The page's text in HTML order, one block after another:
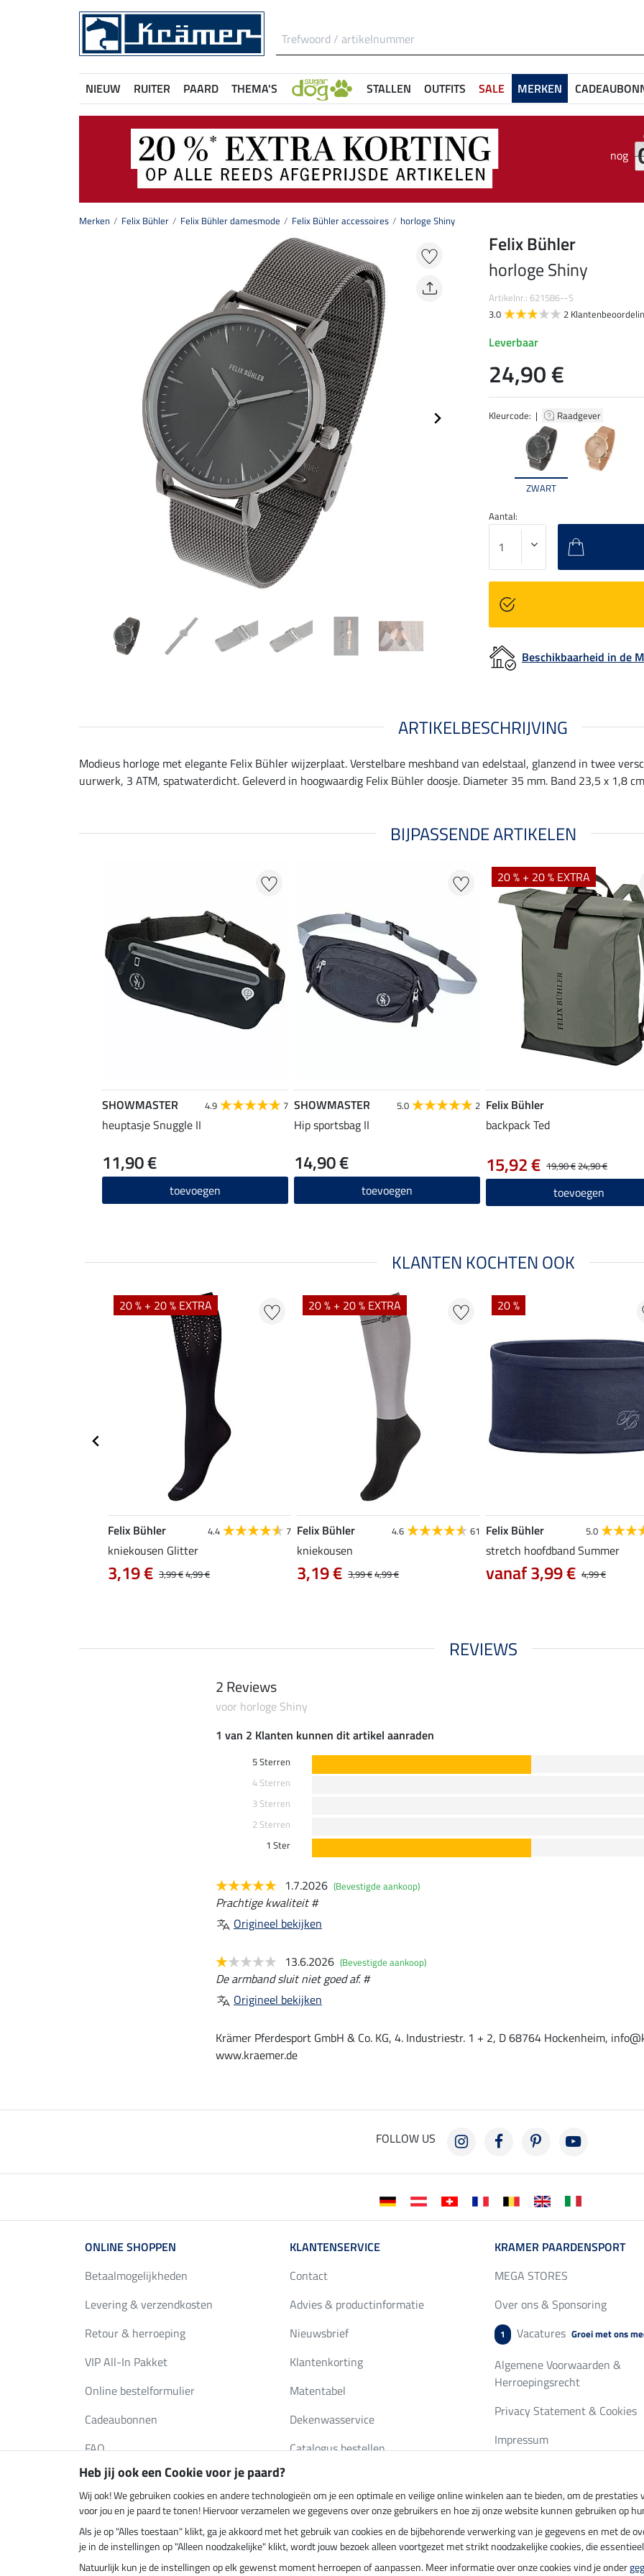
NIEUW RUITER PAARD THEMA'S STALLEN OUTFITS SALE MERKEN
nog
Merken Felix Bühler Felix Bühler damesmode Felix Bühler accessoires horloge Shiny
Kleurcode: | Raadgever
ZWART
Felix Bühler
horloge Shiny
Artikelnr.: 621586--S
3.0
2
Leverbaar
24,90 €
Aantal:
Beschikbaarheid in de
ARTIKELBESCHRIJVING
Modieus horloge met elegante Felix Bühler wijzerplaat. Verstelbare meshband van edelstaal, glanzend in twee
uurwerk, 3 ATM, spatwaterdicht. Geleverd in hoogwaardig Felix Bühler doosje. Diameter 35 mm. Band 23,5 x 1,8
BIJPASSENDE ARTIKELEN
SHOWMASTER 4.9 7
heuptasje Snuggle II
11,90 €
toevoegen
SHOWMASTER 5.0 2
Hip sportsbag II
14,90 €
toevoegen
20 % + 20 % EXTRA
Felix Bühler
backpack Ted
19,90 €24,90 €
15,92 €
toevoegen
KLANTEN KOCHTEN OOK
20 % + 20 % EXTRA
Felix Bühler 4.4 7
kniekousen Glitter
3,99 €4,99 €
3,19 €
20 % + 20 % EXTRA
Felix Bühler 4.6 61
kniekousen
3,99 €4,99 €
3,19 €
20 %
Felix Bühler 5.0
stretch hoofdband Summer
4,99 €
vanaf 3,99 €
REVIEWS
2 Reviews
voor horloge Shiny
1 van 2 Klanten kunnen dit artikel aanraden
5 Sterren
4 Sterren
3 Sterren
2 Sterren
1 Ster
1.7.2026 (Bevestigde aankoop)
Prachtige kwaliteit #
Origineel bekijken
13.6.2026 (Bevestigde aankoop)
De armband sluit niet goed af. #
Origineel bekijken
Krämer Pferdesport GmbH & Co. KG, 4. Industriestr. 1 + 2, D 68764 Hockenheim,
www.kraemer.de
FOLLOW US
ONLINE SHOPPEN
Betaalmogelijkheden
Levering & verzendkosten
Retour & herroeping
VIP All-In Pakket
Online bestelformulier
Cadeaubonnen
FAQ
KLANTENSERVICE
Contact
Advies & productinformatie
Nieuwsbrief
Klantenkorting
Matentabel
Dekenwasservice
Catalogus bestellen
KRAMER PAARDENSPORT
MEGA STORES
Over ons & Sponsoring
1 Vacatures Groei met ons
Algemene Voorwaarden &
Herroepingsrecht
Privacy Statement & Cookies
Impressum
Klimaatneutrale shop Verzending per Veilig betalen met
Heb jij ook een Cookie voor je paard?
Wij ook! We gebruiken cookies en andere technologieën om je een optimale en veilige online winkelen aan te bieden, om de
voor jou en je paard te tonen! Hiervoor verzamelen we gegevens over onze gebruikers en hoe zij onze website kunnen gebruiken op
Als je op "Alles toestaan" klikt, ga je akkoord met het gebruik van cookies en de bijbehorende verwerking van je gegevens en met de
je in de instellingen op "Alleen noodzakelijke" klikt, wordt jouw bezoek alleen voortgezet met strikt noodzakelijke cookies, die
Natuurlijk kun je de instellingen op elk gewenst moment herroepen of aanpassen. Meer informatie over onze cookies vind je onder